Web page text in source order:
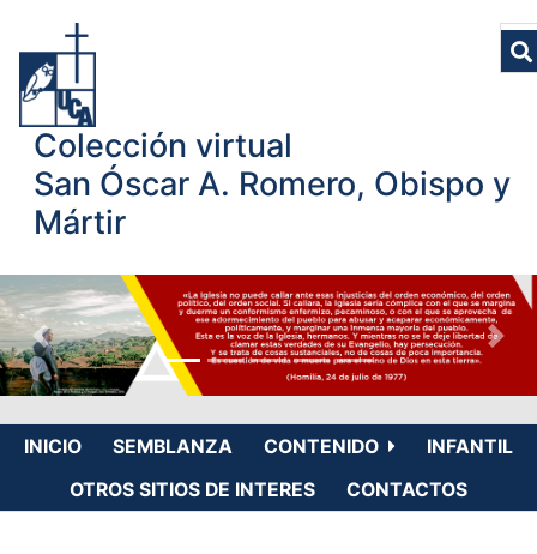
Colección virtual
San Óscar A. Romero, Obispo y
Mártir
INICIO SEMBLANZA CONTENIDO
INFANTIL
OTROS SITIOS DE INTERES
CONTACTOS